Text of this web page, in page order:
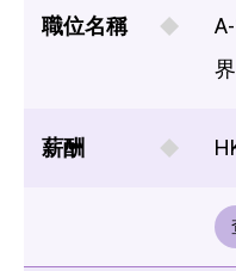
職位名稱
薪酬